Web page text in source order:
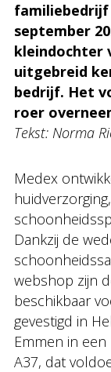
familiebedrijf
september
kleindochter
uitgebreid
bedrijf. Het
roer
Tekst: Norma
Medex
Dankzij de
webshop zijn
beschikbaar
gevestigd in
Emmen in
A37, dat